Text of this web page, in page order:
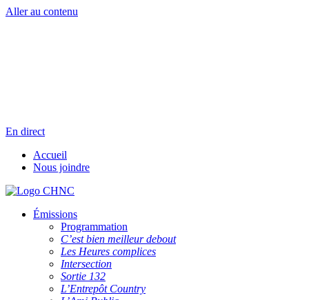
Aller au contenu
En direct
Accueil
Nous joindre
Émissions
Programmation
C’est bien meilleur debout
Les Heures complices
Intersection
Sortie 132
L’Entrepôt Country